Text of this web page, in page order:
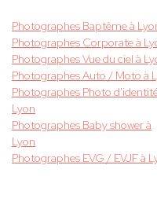
Photographes Baptême à
Photographes Corporate à
Photographes Vue du ciel à
Photographes Auto / Moto à
Photographes Photo
Lyon
Photographes Baby shower à
Lyon
Photographes EVG / EVJF à